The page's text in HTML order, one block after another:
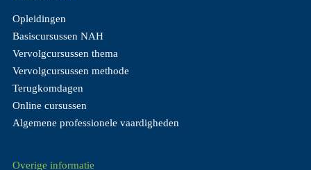
Opleidingen
Basiscursussen NAH
Vervolgcursussen thema
Vervolgcursussen methode
Terugkomdagen
Online cursussen
Algemene professionele vaardigheden
Overige informatie